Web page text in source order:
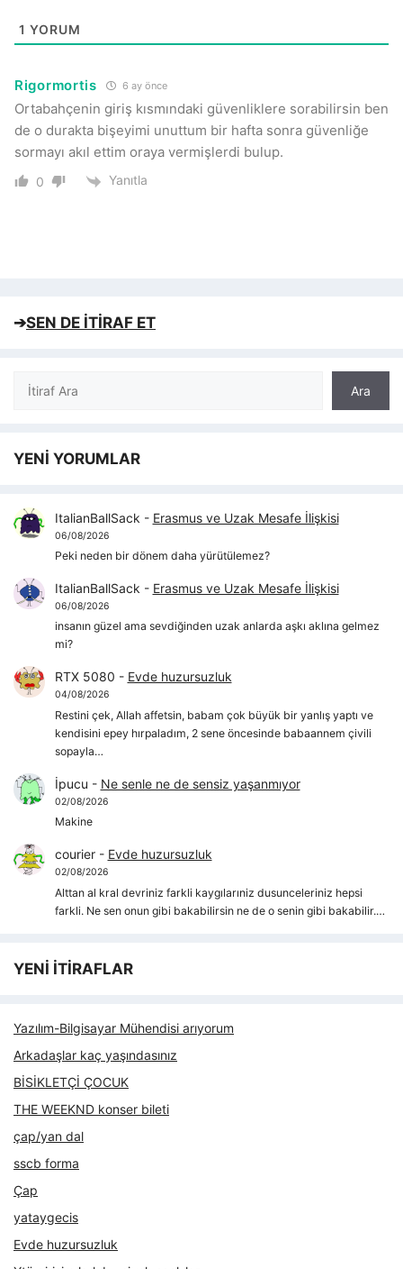
1 YORUM
Rigormortis 6 ay önce
Ortabahçenin giriş kısmındaki güvenliklere sorabilirsin ben
de o durakta bişeyimi unuttum bir hafta sonra güvenliğe
sormayı akıl ettim oraya vermişlerdi bulup.
0 Yanıtla
➔SEN DE İTİRAF ET
Ara
Ara
YENİ YORUMLAR
ItalianBallSack - Erasmus ve Uzak Mesafe İlişkisi
06/08/2026
Peki neden bir dönem daha yürütülemez?
ItalianBallSack - Erasmus ve Uzak Mesafe İlişkisi
06/08/2026
insanın güzel ama sevdiğinden uzak anlarda aşkı aklına gelmez
mi?
RTX 5080 - Evde huzursuzluk
04/08/2026
Restini çek, Allah affetsin, babam çok büyük bir yanlış yaptı ve
kendisini epey hırpaladım, 2 sene öncesinde babaannem çivili
sopayla…
İpucu - Ne senle ne de sensiz yaşanmıyor
02/08/2026
Makine
courier- Evde huzursuzluk
02/08/2026
Alttan al kral devriniz farkli kaygılarıniz dusunceleriniz hepsi
farkli. Ne sen onun gibi bakabilirsin ne de o senin gibi bakabilir.…
YENİ İTİRAFLAR
Yazılım-Bilgisayar Mühendisi arıyorum
Arkadaşlar kaç yaşındasınız
BİSİKLETÇİ ÇOCUK
THE WEEKND konser bileti
çap/yan dal
sscb forma
Çap
yataygecis
Evde huzursuzluk